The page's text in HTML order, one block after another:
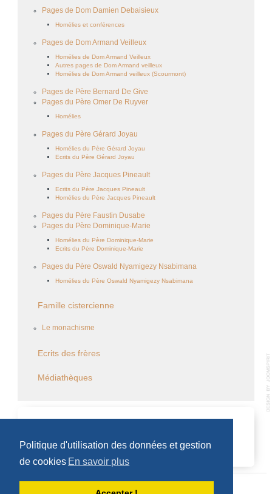
Politique d'utilisation des données et gestion
de cookies En savoir plus
Pages de Dom Damien Debaisieux
Homélies et conférences
Pages de Dom Armand Veilleux
Homélies de Dom Armand Veilleux
Autres pages de Dom Armand veilleux
Homélies de Dom Armand veilleux (Scourmont)
Pages de Père Bernard De Give
Pages du Père Omer De Ruyver
Homélies
Pages du Père Gérard Joyau
Homélies du Père Gérard Joyau
Ecrits du Père Gérard Joyau
Pages du Père Jacques Pineault
Ecrits du Père Jacques Pineault
Homélies du Père Jacques Pineault
Pages du Père Faustin Dusabe
Pages du Père Dominique-Marie
Homélies du Père Dominique-Marie
Ecrits du Père Dominique-Marie
Pages du Père Oswald Nyamigezy Nsabimana
Homélies du Père Oswald Nyamigezy Nsabimana
Famille cistercienne
Le monachisme
Ecrits des frères
Médiathèques
Aucun évènement